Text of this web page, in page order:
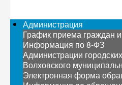
Администрация
График приема граждан
Информация по 8-ФЗ
Администрации
Волховского
Электронная форма